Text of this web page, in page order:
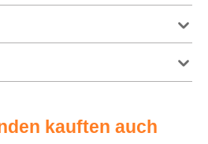
kauften auch